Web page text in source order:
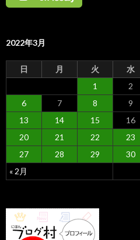
2022年3月
日 月 火 水
« 2月
1 2
6
7 8 9
13
14 15 16
20
21 22 23
27
28 29 30